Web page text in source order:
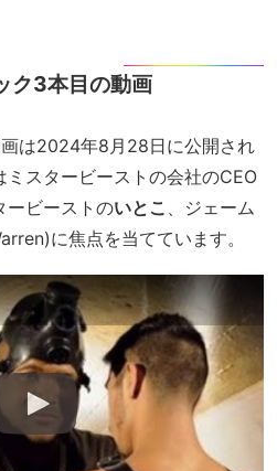
ク3本目の動画
は2024年8月28日に公開され
ミスタービーストの会社のCEO
ービーストのいとこ
、ジェーム
に焦点を当てています。